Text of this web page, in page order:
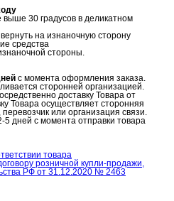
30 градусов в деликатном
на изнаночную сторону
средства
стороны.
с момента оформления заказа.
сторонней организацией.
доставку Товара от
Товара осуществляет сторонняя
или организация связи.
5 дней с момента отправки товара
товара
розничной купли-продажи,
РФ от 31.12.2020 № 2463